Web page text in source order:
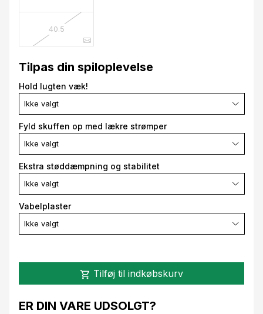
40.5
Tilpas din spiloplevelse
Hold lugten væk!
Ikke valgt
Fyld skuffen op med lækre strømper
Ikke valgt
Ekstra støddæmpning og stabilitet
Ikke valgt
Vabelplaster
Ikke valgt
shopping_cart Tilføj til indkøbskurv
ER DIN VARE UDSOLGT?